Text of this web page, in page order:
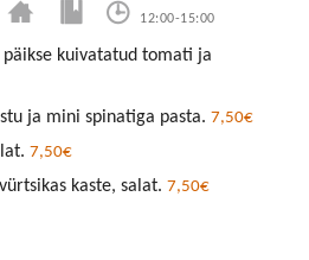
12:00-15:00
päikse kuivatatud tomati ja
ja mini spinatiga pasta. 7,50€
7,50€
kaste, salat. 7,50€